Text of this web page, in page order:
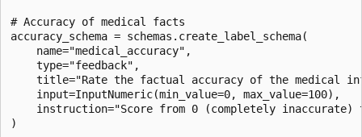
# Accuracy of medical facts
accuracy_schema = schemas.create_label_schema(
    name="medical_accuracy",
    type="feedback",
title="Rate the factual accuracy of the medical
    input=InputNumeric(min_value=0, max_value=100),
instruction="Score from 0 (completely inaccurate)